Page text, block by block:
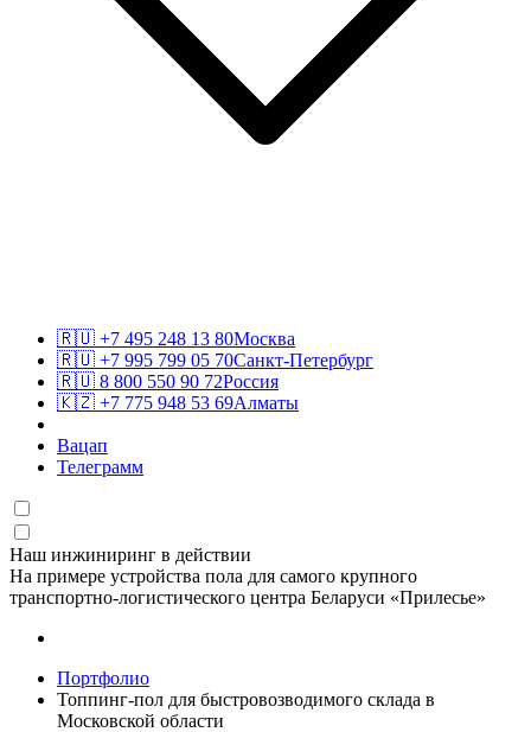
🇷🇺 +7 495 248 13 80Москва
🇷🇺 +7 995 799 05 70Санкт-Петербург
🇷🇺 8 800 550 90 72Россия
🇰🇿 +7 775 948 53 69Алматы
Вацап
Телеграмм
Наш инжиниринг в действии
На примере устройства пола для самого крупного
транспортно-логистического центра Беларуси «Прилесье»
Портфолио
Топпинг-пол для быстровозводимого склада в
Московской области